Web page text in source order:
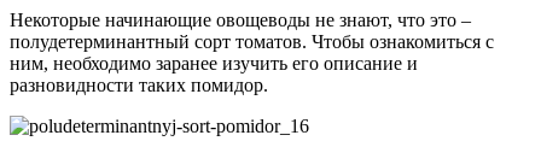
Некоторые начинающие овощеводы не знают, что это –
полудетерминантный сорт томатов. Чтобы ознакомиться с
ним, необходимо заранее изучить его описание и
разновидности таких помидор.